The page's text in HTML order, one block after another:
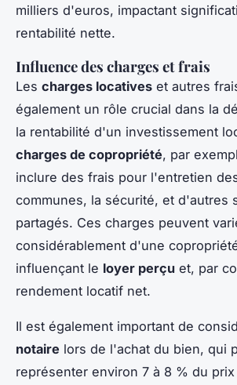
milliers d'euros, impactant
rentabilité nette.
Influence des charges et frais
Les charges locatives et autres
également un rôle crucial dans la
la rentabilité d'un investissement
charges de copropriété, par
inclure des frais pour l'entretien
communes, la sécurité, et d'autres
partagés. Ces charges peuvent
considérablement d'une
influençant le loyer perçu et, par
rendement locatif net.
Il est également important de
notaire lors de l'achat du bien, qui
représenter environ 7 à 8 % du